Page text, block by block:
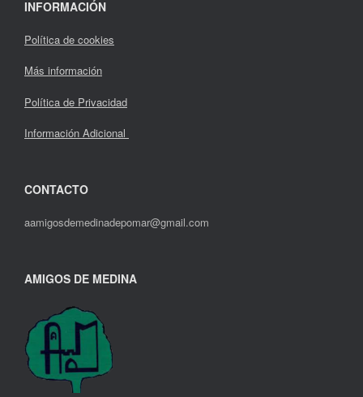
INFORMACIÓN
Política de cookies
Más información
Política de Privacidad
Información Adicional
CONTACTO
aamigosdemedinadepomar@gmail.com
AMIGOS DE MEDINA